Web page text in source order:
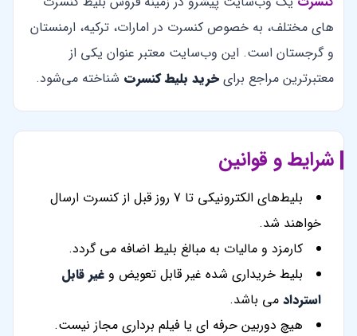
های مختلف، به خصوص کنسرت در امارات، ترکیه، ارمنستان
و گرجستان است. این وب‌سایت معتبر عنوان یکی از
معتبرترین مراجع برای خرید بلیط کنسرت شناخته می‌شود.
شرایط و قوانین
بلیط‌های الکترونیکی تا 7 روز قبل از کنسرت ارسال
خواهند شد.
کارمزد و مالیات به مبالغ بلیط اضافه می گردد.
بلیط خریداری شده غیر قابل تعویض و غیر قابل
استرداد می باشد.
هیچ دوربین حرفه ای یا فیلم برداری مجاز نیست.